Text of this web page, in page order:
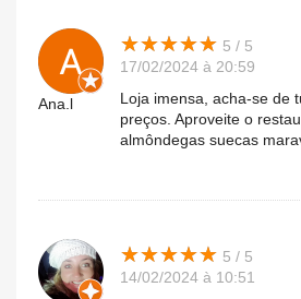
Ana.l
★★★★★
★★★★★ 5 / 5
17/02/2024 à 20:59
Loja imensa, acha-se de
preços. Aproveite o
almôndegas suecas
★★★★★
★★★★★ 5 / 5
14/02/2024 à 10:51